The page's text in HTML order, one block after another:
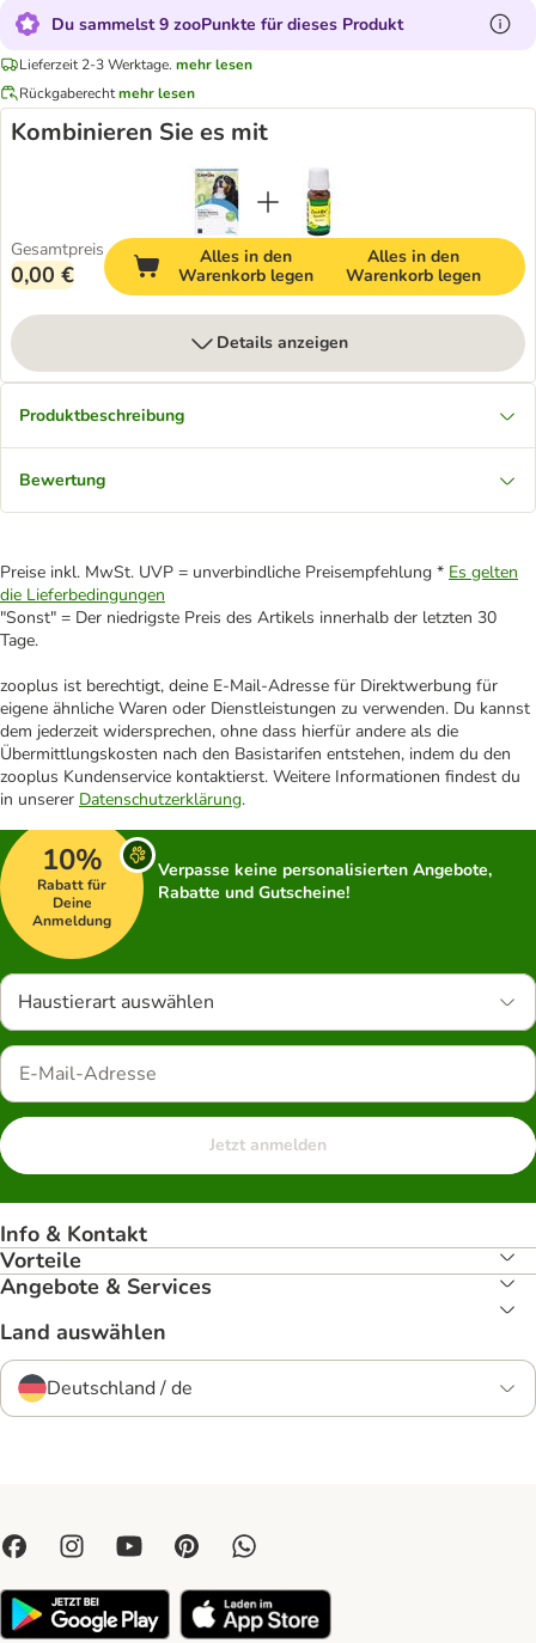
Du sammelst 9 zooPunkte für dieses Produkt
Lieferzeit 2-3 Werktage. mehr lesen
Rückgaberechtmehr lesen
Kombinieren Sie es mit
Gesamtpreis
0,00 €
Alles in den
Warenkorb legen
Alles in den
Warenkorb legen
Details anzeigen
Produktbeschreibung
Bewertung
Preise inkl. MwSt. UVP = unverbindliche Preisempfehlung * Es gelten
die Lieferbedingungen
"Sonst" = Der niedrigste Preis des Artikels innerhalb der letzten 30
Tage.
zooplus ist berechtigt, deine E-Mail-Adresse für Direktwerbung für
eigene ähnliche Waren oder Dienstleistungen zu verwenden. Du kannst
dem jederzeit widersprechen, ohne dass hierfür andere als die
Übermittlungskosten nach den Basistarifen entstehen, indem du den
zooplus Kundenservice kontaktierst. Weitere Informationen findest du
in unserer Datenschutzerklärung.
10%
Rabatt für
Deine
Anmeldung
Verpasse keine personalisierten Angebote,
Rabatte und Gutscheine!
Haustierart auswählen
Jetzt anmelden
Info & Kontakt
Vorteile
Angebote & Services
Land auswählen
Deutschland / de